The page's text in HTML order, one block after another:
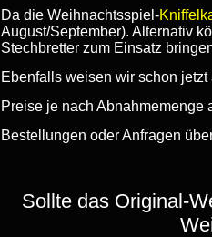
Da die Weihnachtsspiel-
August/September). Alternativ
Stechbretter zum Einsatz
Ebenfalls weisen wir schon
Preise je nach
Bestellungen oder Anfragen
Sollte das Original-